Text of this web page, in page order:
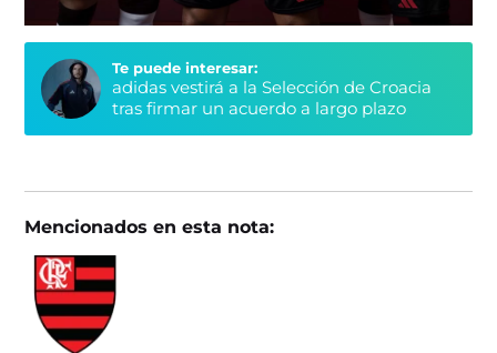
Te puede interesar:
adidas vestirá a la Selección de Croacia
tras firmar un acuerdo a largo plazo
Mencionados en esta nota: